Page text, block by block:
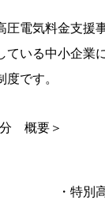
圧電気料金支援
ている中小企業
です。
分 概要＞
・特別